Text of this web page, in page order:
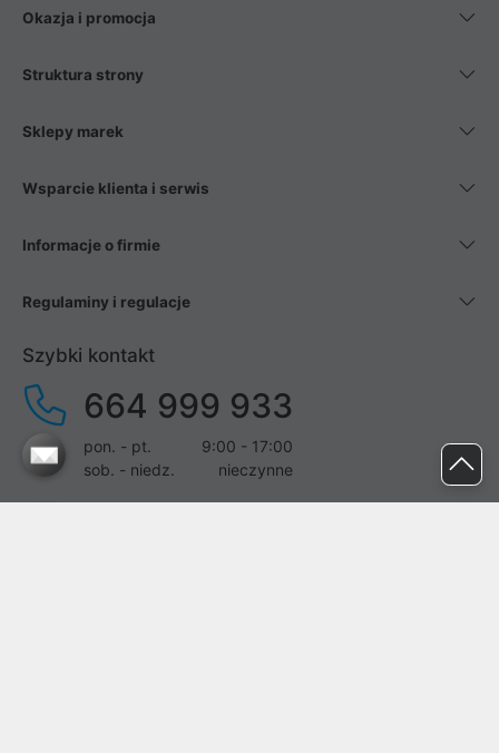
Okazja i promocja
Struktura strony
Sklepy marek
Wsparcie klienta i serwis
Informacje o firmie
Regulaminy i regulacje
Szybki kontakt
664 999 933
pon. - pt.
9:00 - 17:00
sob. - niedz.
nieczynne